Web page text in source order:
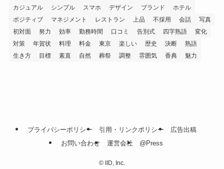
カジュアル
シンプル スマホ デザイン ブランド
ホテル
ポジティブ
マネジメント レストラン 上品 不採用 会話
写真
初対面
努力 効率 勤務時間 口コミ 告別式 四字熟語
変化
対策
年賀状 料理 料金 東京 楽しい 歴史 決断
熟語
生き方
目標 素直 自然 葬祭 調整 雰囲気 香典 魅力
プライバシーポリシー 引用・リンクポリシー
広告出稿
お問い合わせ
運営会社 @Press
© IID, Inc.